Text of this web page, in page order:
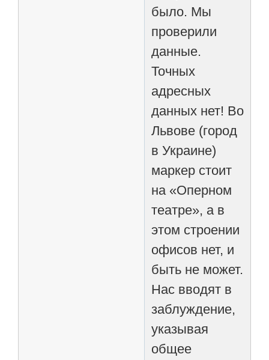
было. Мы
проверили
данные.
Точных
адресных
данных нет! Во
Львове (город
в Украине)
маркер стоит
на «Оперном
театре», а в
этом строении
офисов нет, и
быть не может.
Нас вводят в
заблуждение,
указывая
общее